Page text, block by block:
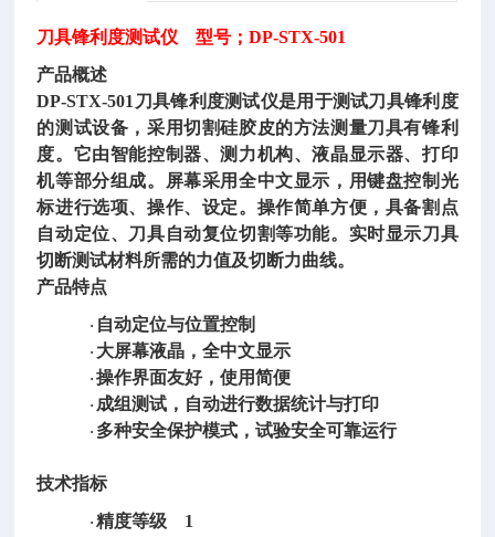
刀具锋利度测试仪 型号；DP-STX-501
产品概述
DP-STX-501 刀具锋利度测试仪是用于测试刀具锋利度
的测试设备，采用切割硅胶皮的方法测量刀具有锋利
度。它由智能控制器、测力机构、液晶显示器、打印
机等部分组成。屏幕采用全中文显示，用键盘控制光
标进行选项、操作、设定。操作简单方便，具备割点
自动定位、刀具自动复位切割等功能。实时显示刀具
切断测试材料所需的力值及切断力曲线。
产品特点
· 自动定位与位置控制
· 大屏幕液晶，全中文显示
· 操作界面友好，使用简便
· 成组测试，自动进行数据统计与打印
· 多种安全保护模式，试验安全可靠运行
技术指标
· 精度等级 1